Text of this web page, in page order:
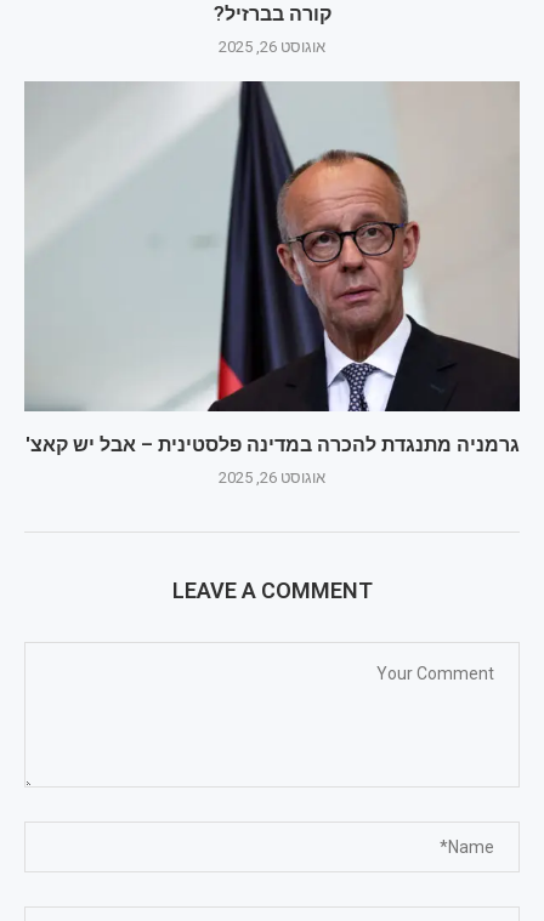
קורה בברזיל?
אוגוסט 26, 2025
גרמניה מתנגדת להכרה במדינה פלסטינית – אבל יש קאצ'
אוגוסט 26, 2025
LEAVE A COMMENT